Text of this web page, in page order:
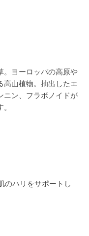
。ヨーロッパの高原や
高山植物。抽出したエ
ニン、フラボノイドが
のハリをサポートし